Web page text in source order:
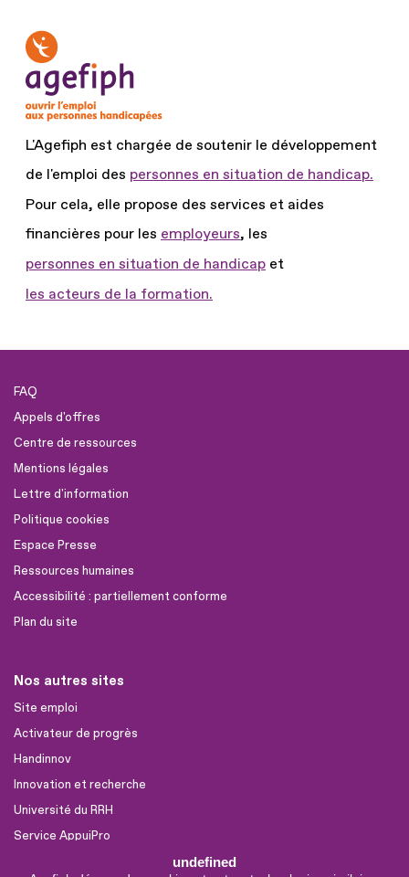
undefined
L'Agefiph est chargée de soutenir le développement
de l'emploi des personnes en situation de handicap.
Pour cela, elle propose des services et aides
financières pour les employeurs, les
personnes en situation de handicap et
les acteurs de la formation.
FAQ
Appels d'offres
Centre de ressources
Mentions légales
Lettre d'information
Politique cookies
Espace Presse
Ressources humaines
Accessibilité : partiellement conforme
Plan du site
Nos autres sites
Site emploi
Activateur de progrès
Handinnov
Innovation et recherche
Université du RRH
Service AppuiPro